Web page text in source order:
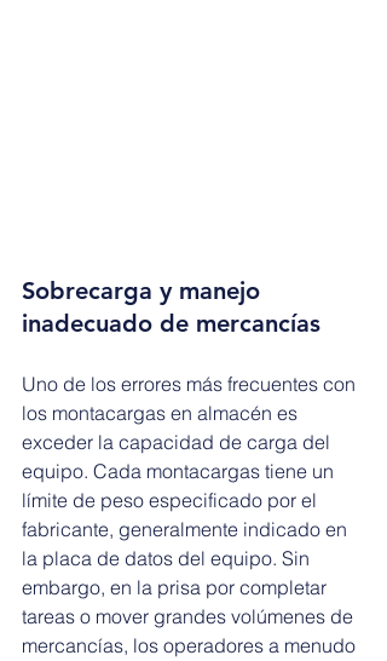
Sobrecarga y manejo
inadecuado de mercancías
Uno de los errores más frecuentes con
los montacargas en almacén es
exceder la capacidad de carga del
equipo. Cada montacargas tiene un
límite de peso especificado por el
fabricante, generalmente indicado en
la placa de datos del equipo. Sin
embargo, en la prisa por completar
tareas o mover grandes volúmenes de
mercancías, los operadores a menudo